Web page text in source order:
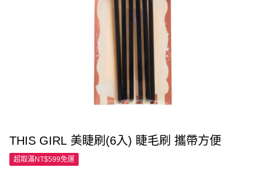
THIS GIRL 美睫刷(6入) 睫毛刷 攜帶方便
超取滿NT$599免運